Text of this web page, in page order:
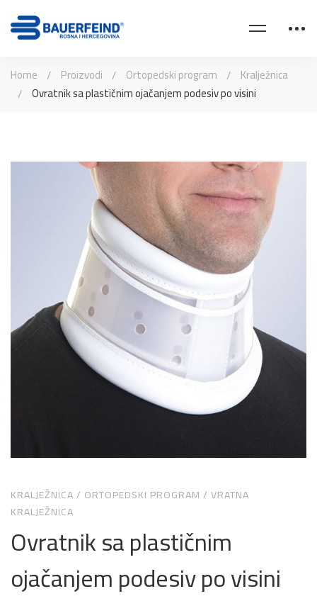
Home Proizvodi Ortopedski program
Kralježnica
Ovratnik sa plastičnim ojačanjem podesiv po visini
KRALJEŽNICA/ ORTOPEDSKI PROGRAM / VRATNA
KRALJEŽNICA
Ovratnik sa plastičnim
ojačanjem podesiv po visini